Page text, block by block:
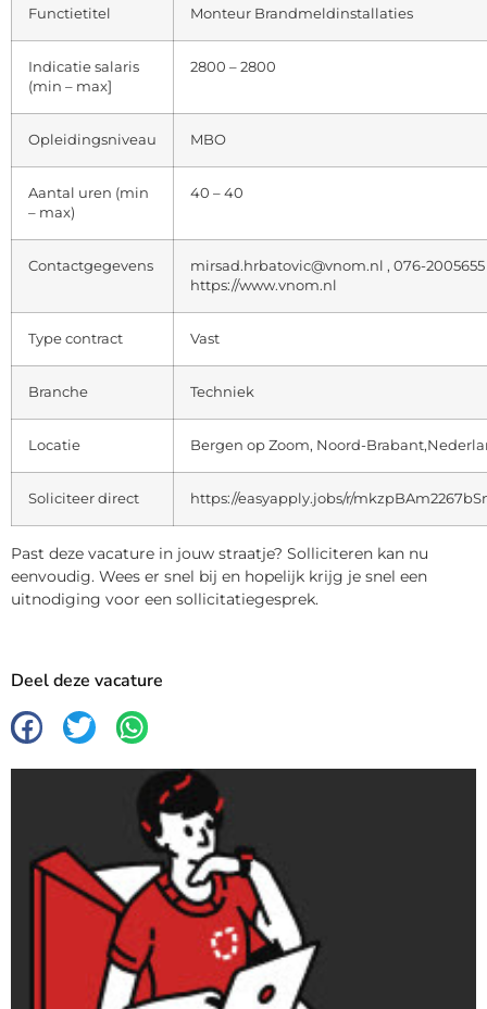
Functietitel Monteur Brandmeldinstallaties
Indicatie salaris
(min – max]
2800 – 2800
Opleidingsniveau MBO
Aantal uren (min
– max)
40 – 40
Contactgegevens
mirsad.hrbatovic@vnom.nl , 076-2005655
https://www.vnom.nl
Type contract Vast
Branche Techniek
Locatie Bergen op Zoom, Noord-
Soliciteer direct https://easyapply.jobs/r/
Past deze vacature in jouw straatje? Solliciteren kan nu
eenvoudig. Wees er snel bij en hopelijk krijg je snel een
uitnodiging voor een sollicitatiegesprek.
Deel deze vacature